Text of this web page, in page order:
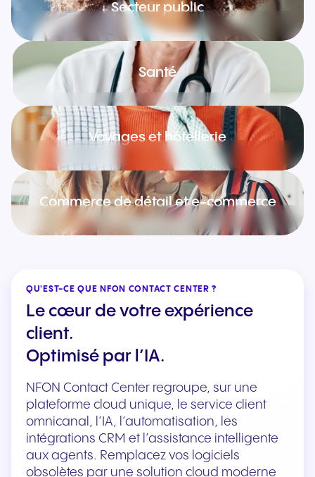
Secteur public
Santé
Voyages et hôtellerie
Commerce de détail et e-commerce
QU'EST-CE QUE NFON CONTACT CENTER ?
Le cœur de votre expérience
client.
Optimisé par l’IA.
NFON Contact Center regroupe, sur une
plateforme cloud unique, le service client
omnicanal, l’IA, l’automatisation, les
intégrations CRM et l’assistance intelligente
aux agents. Remplacez vos logiciels
obsolètes par une solution cloud moderne